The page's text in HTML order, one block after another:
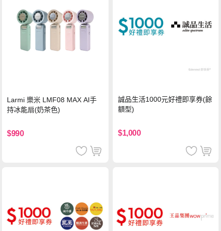
Larmi 樂米 LMF08 MAX AI手
持冰能扇(奶茶色)
$990
誠品生活1000元好禮即享券(餘
額型)
$1,000